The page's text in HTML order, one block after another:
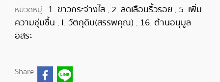
หมวดหมู่ : 1. ขาวกระจ่างใส , 2. ลดเลือนริ้วรอย , 5. เพิ่ม
ความชุ่มชื้น , I. วัตถุดิบ(สรรพคุณ) , 16. ต้านอนุมูล
อิสระ
Share